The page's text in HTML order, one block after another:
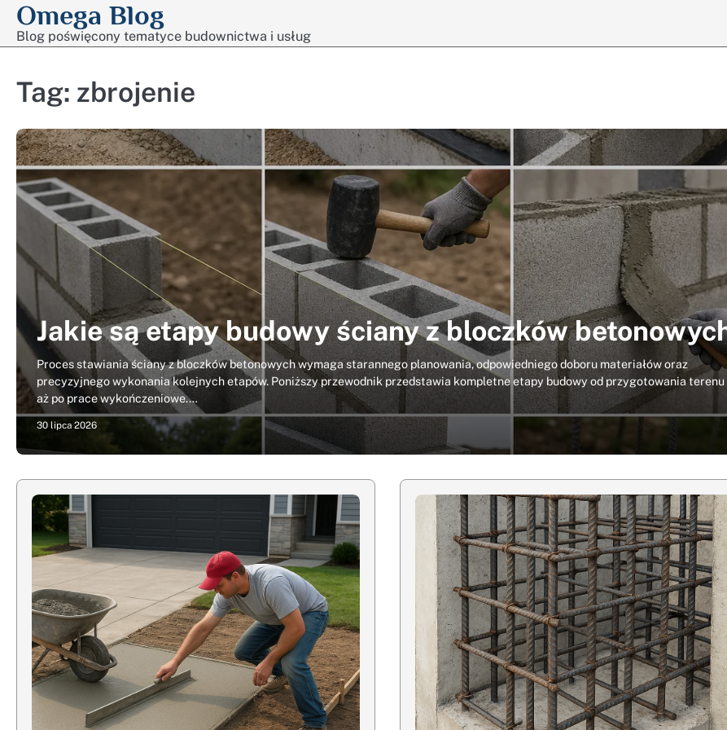
Skip
content
Omega Blog
Blog poświęcony tematyce budownictwa i usług
Tag: zbrojenie
Jakie są etapy budowy ściany z bloczków
Proces stawiania ściany z bloczków betonowych wymaga starannego planowania, odpowiedniego doboru materiałów oraz
precyzyjnego wykonania kolejnych etapów. Poniższy przewodnik przedstawia kompletne etapy budowy od przygotowania terenu
aż po prace wykończeniowe.…
30 lipca 2026